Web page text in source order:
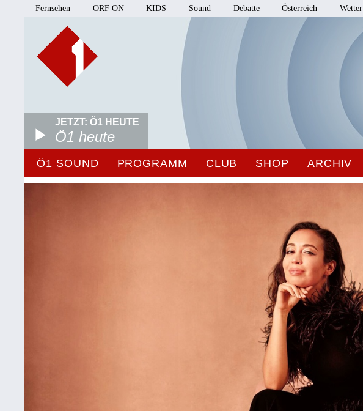
Fernsehen ORF ON KIDS Sound Debatte Österreich Wetter
JETZT: Ö1 HEUTE
Ö1 heute
Ö1 SOUND PROGRAMM CLUB SHOP ARCHIV